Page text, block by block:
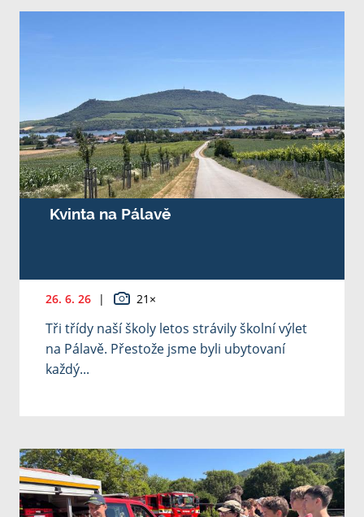
Kvinta na Pálavě
26. 6. 26 | 21×
Tři třídy naší školy letos strávily školní výlet
na Pálavě. Přestože jsme byli ubytovaní
každý...